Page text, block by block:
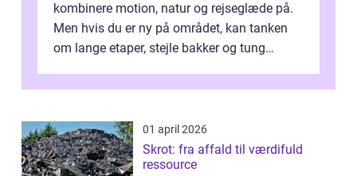
kombinere motion, natur og rejseglæde på.
Men hvis du er ny på området, kan tanken
om lange etaper, stejle bakker og tung
01 april 2026
Skrot: fra affald til værdifuld
ressource